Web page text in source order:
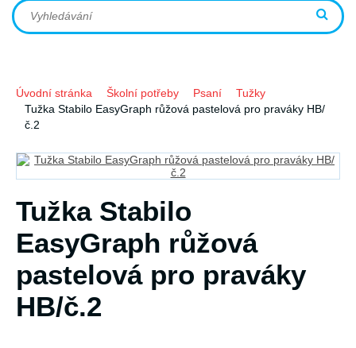
Úvodní stránka Školní potřeby Psaní
Tužky
Tužka Stabilo EasyGraph růžová pastelová pro praváky HB/
č.2
Tužka Stabilo
EasyGraph růžová
pastelová pro praváky
HB/č.2